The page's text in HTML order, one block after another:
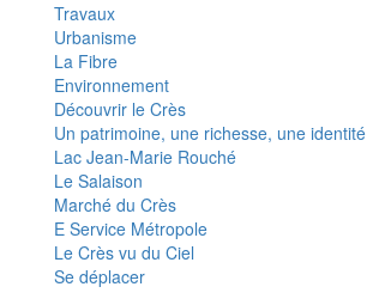
Travaux
Urbanisme
La Fibre
Environnement
Découvrir le Crès
Un patrimoine, une richesse, une identité
Lac Jean-Marie Rouché
Le Salaison
Marché du Crès
E Service Métropole
Le Crès vu du Ciel
Se déplacer